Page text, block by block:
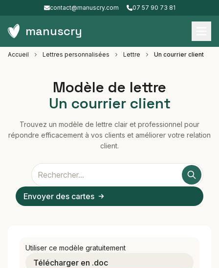
contact@manuscry.com 07 57 90 73 81
manuscry
Accueil Lettres personnalisées Lettre Un courrier client
Modèle de lettre
Un courrier client
Trouvez un modèle de lettre clair et professionnel pour
répondre efficacement à vos clients et améliorer votre relation
client.
Envoyer des cartes
Utiliser ce modèle gratuitement
Télécharger en .doc